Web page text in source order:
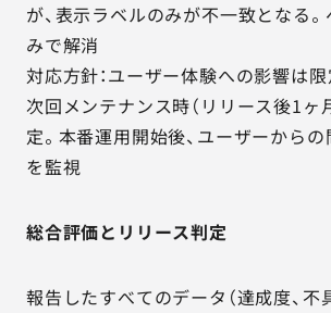
が、表示ラベルのみが不一致となる
みで解消
対応方針：ユーザー体験への影響は限
次回メンテナンス時（リリース後1ヶ
定。本番運用開始後、ユーザーから
を監視
総合評価とリリース判定
報告したすべてのデータ（達成度、不